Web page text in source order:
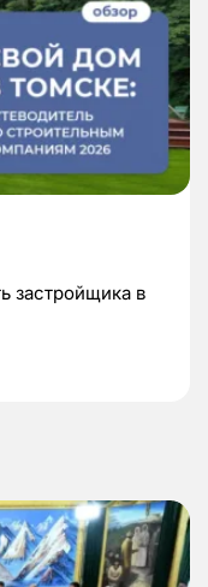
застройщика в